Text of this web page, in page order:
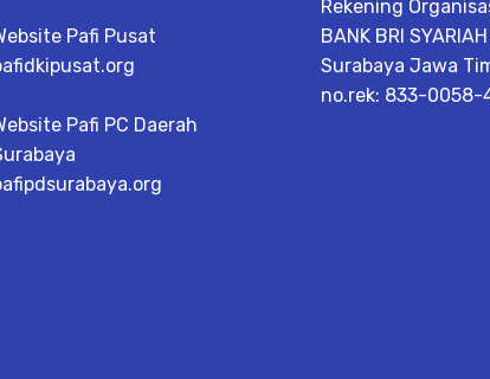
Pafi Pusat
Pafi PC Daerah
Rekening
BANK BRI
Surabaya Jawa
no.rek: 833-0058-